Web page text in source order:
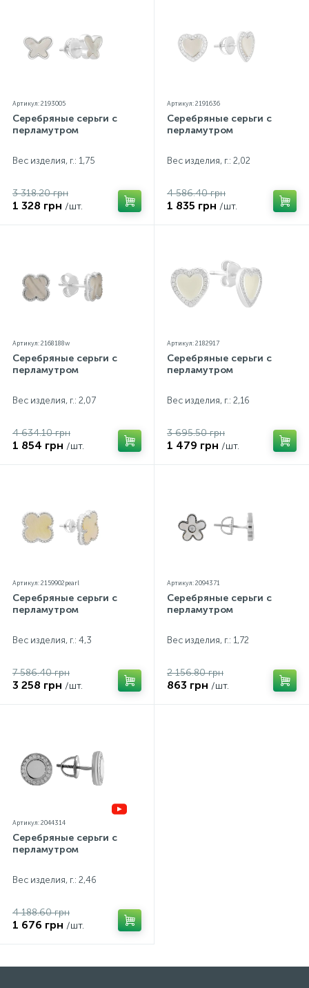
Артикул: 2193005
Серебряные серьги с
перламутром
Вес изделия, г.: 1,75
3 318.20 грн
1 328 грн /шт.
Артикул: 2191636
Серебряные серьги с
перламутром
Вес изделия, г.: 2,02
4 586.40 грн
1 835 грн /шт.
Артикул: 2168188w
Серебряные серьги с
перламутром
Вес изделия, г.: 2,07
4 634.10 грн
1 854 грн /шт.
Артикул: 2182917
Серебряные серьги с
перламутром
Вес изделия, г.: 2,16
3 695.50 грн
1 479 грн /шт.
Артикул: 2159902pearl
Серебряные серьги с
перламутром
Вес изделия, г.: 4,3
7 586.40 грн
3 258 грн /шт.
Артикул: 2094371
Серебряные серьги с
перламутром
Вес изделия, г.: 1,72
2 156.80 грн
863 грн /шт.
Артикул: 2044314
Серебряные серьги с
перламутром
Вес изделия, г.: 2,46
4 188.60 грн
1 676 грн /шт.